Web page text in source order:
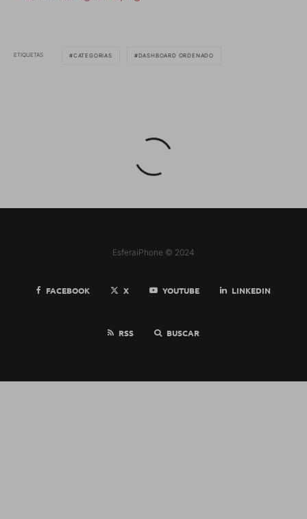
ETIQUETAS CATEGORIAS DASHBOARD ORDENADO
EsferaiPhone © 2024
FACEBOOK X YOUTUBE LINKEDIN
RSS BUSCAR